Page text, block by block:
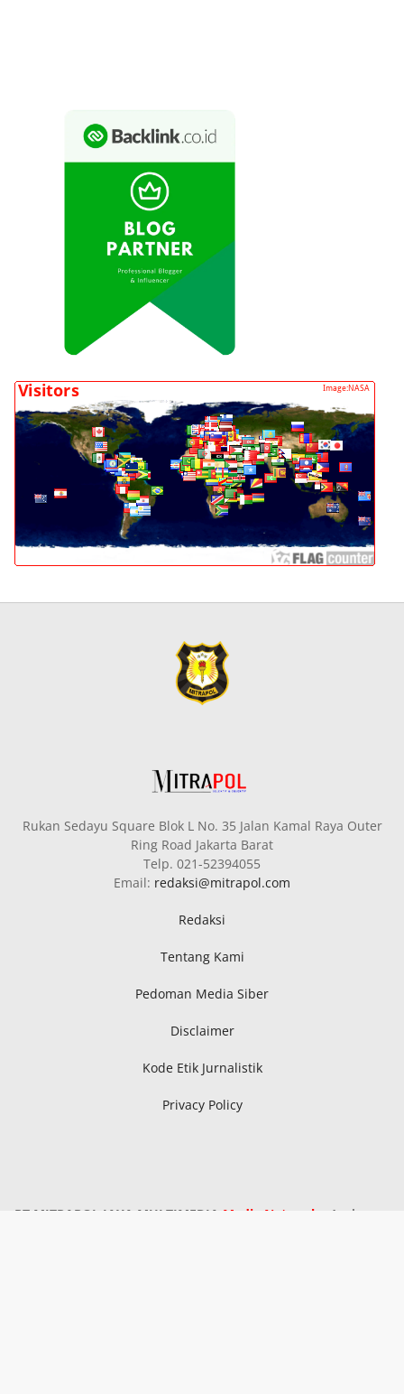
Rukan Sedayu Square Blok L No. 35 Jalan Kamal Raya Outer
Ring Road Jakarta Barat
Telp. 021-52394055
Email: redaksi@mitrapol.com
Redaksi
Tentang Kami
Pedoman Media Siber
Disclaimer
Kode Etik Jurnalistik
Privacy Policy
PT MITRAPOL JAYA MULTIMEDIA Media Network
: Aceh,